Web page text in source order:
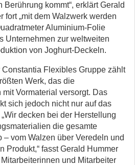
kommt“, erklärt Gerald
fort „mit dem Walzwerk werden
Aluminium-Folie
Unternehmen zur weltweiten
von Joghurt-Deckeln.
Flexibles Gruppe zählt
Werk, das die
Vormaterial versorgt. Das
sich jedoch nicht nur auf das
decken bei der Herstellung
die gesamte
– vom Walzen über Veredeln und
Produkt,“ fasst Gerald Hummer
und Mitarbeiter